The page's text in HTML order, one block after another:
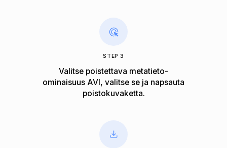
STEP 3
Valitse poistettava metatieto-
ominaisuus AVI, valitse se ja napsauta
poistokuvaketta.